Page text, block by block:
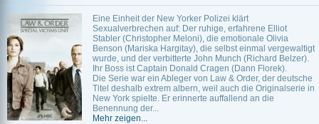
Eine Einheit der New Yorker Polizei klärt
Sexualverbrechen auf: Der ruhige, erfahrene Elliot
Stabler (Christopher Meloni), die emotionale Olivia
Benson (Mariska Hargitay), die selbst einmal vergewaltigt
wurde, und der verbitterte John Munch (Richard Belzer).
Ihr Boss ist Captain Donald Cragen (Dann Florek).
Die Serie war ein Ableger von Law & Order, der deutsche
Titel deshalb extrem albern, weil auch die Originalserie in
New York spielte. Er erinnerte auffallend an die
Benennung der...
Mehr zeigen...